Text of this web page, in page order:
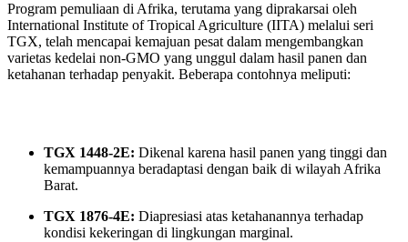
Program pemuliaan di Afrika, terutama yang diprakarsai oleh
International Institute of Tropical Agriculture (IITA) melalui seri
TGX, telah mencapai kemajuan pesat dalam mengembangkan
varietas kedelai non‑GMO yang unggul dalam hasil panen dan
ketahanan terhadap penyakit. Beberapa contohnya meliputi:
TGX 1448‑2E: Dikenal karena hasil panen yang tinggi dan
kemampuannya beradaptasi dengan baik di wilayah Afrika
Barat.
TGX 1876‑4E: Diapresiasi atas ketahanannya terhadap
kondisi kekeringan di lingkungan marginal.